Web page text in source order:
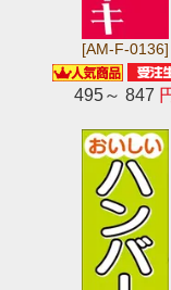
[AM-F-0136]
495～ 847